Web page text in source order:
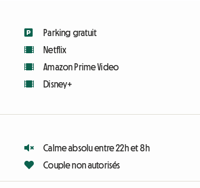
Parking gratuit
Netflix
Amazon Prime Video
Disney+
Calme absolu entre 22h et 8h
Couple non autorisés